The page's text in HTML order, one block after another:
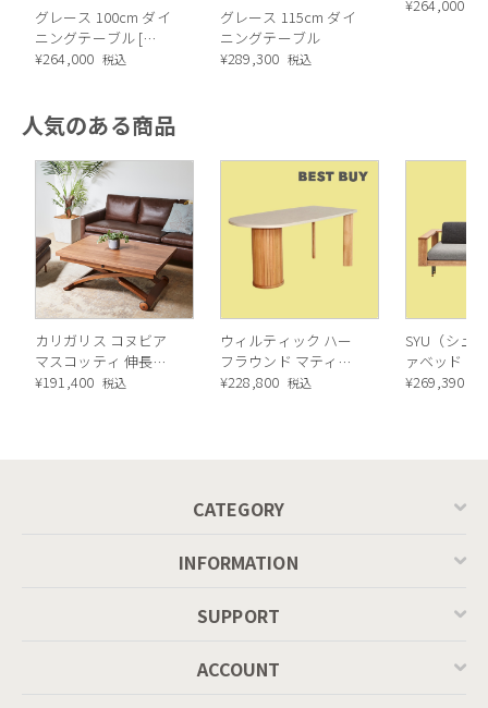
グレース 100cm ダイ
ニングテーブル [
Japan Limited ]
¥264,000 税込
グレース 115cm ダイ
ニングテーブル
¥289,300 税込
ニュースタ
¥264,000
人気のある商品
カリガリス コヌビア
マスコッティ 伸長・
昇降式テーブル ／
¥191,400 税込
ウィルティック ハー
フラウンド マティエ
ラ塗装 ダイニングテ
¥228,800 税込
SYU（シュ
ァベッド（
ル）190cm
¥269,390
CATEGORY
INFORMATION
SUPPORT
ACCOUNT